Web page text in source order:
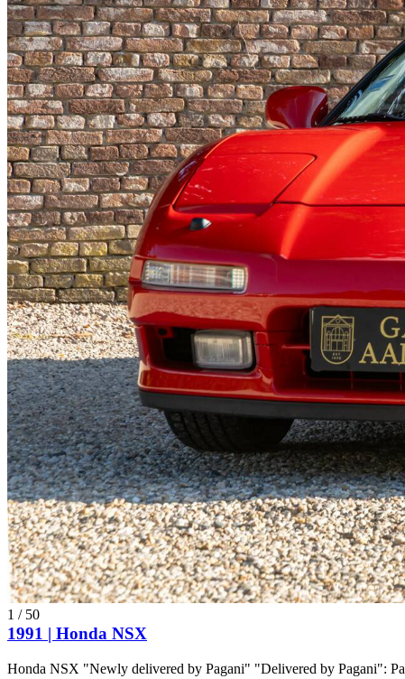
1 / 50
1991 | Honda NSX
Honda NSX "Newly delivered by Pagani" "Delivered by Pagani":